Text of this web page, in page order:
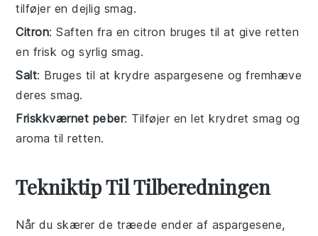
tilføjer en dejlig smag.
Citron: Saften fra en citron bruges til at give retten
en frisk og syrlig smag.
Salt: Bruges til at krydre aspargesene og fremhæve
deres smag.
Friskkværnet peber: Tilføjer en let krydret smag og
aroma til retten.
Tekniktip Til Tilberedningen
Når du skærer de træede ender af aspargesene,